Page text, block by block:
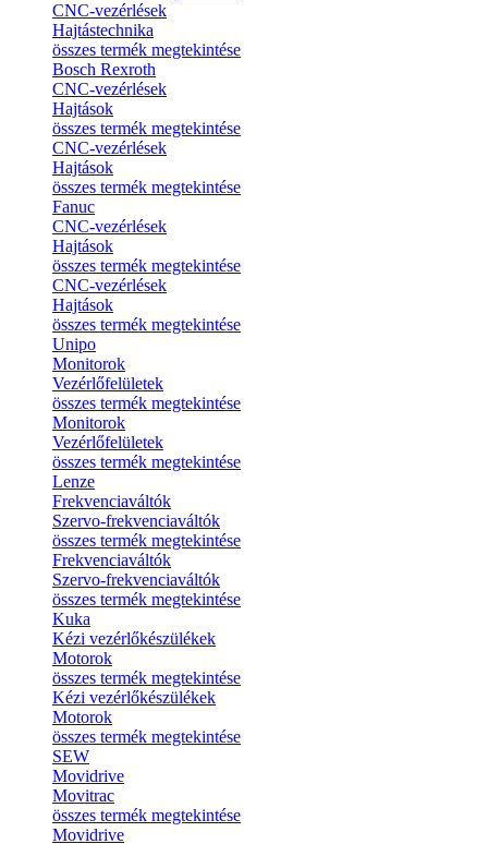
CNC-vezérlések
Hajtástechnika
összes termék megtekintése
Bosch Rexroth
CNC-vezérlések
Hajtások
összes termék megtekintése
CNC-vezérlések
Hajtások
összes termék megtekintése
Fanuc
CNC-vezérlések
Hajtások
összes termék megtekintése
CNC-vezérlések
Hajtások
összes termék megtekintése
Unipo
Monitorok
Vezérlőfelületek
összes termék megtekintése
Monitorok
Vezérlőfelületek
összes termék megtekintése
Lenze
Frekvenciaváltók
Szervo-frekvenciaváltók
összes termék megtekintése
Frekvenciaváltók
Szervo-frekvenciaváltók
összes termék megtekintése
Kuka
Kézi vezérlőkészülékek
Motorok
összes termék megtekintése
Kézi vezérlőkészülékek
Motorok
összes termék megtekintése
SEW
Movidrive
Movitrac
összes termék megtekintése
Movidrive